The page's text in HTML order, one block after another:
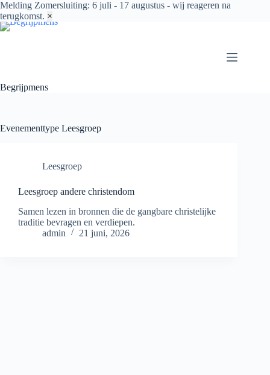
Melding Zomersluiting: 6 juli - 17 augustus - wij reageren na
terugkomst. ×
Ga
Begrijpmens
Evenementtype Leesgroep
Leesgroep
Leesgroep andere christendom
Samen lezen in bronnen die de gangbare christelijke
traditie bevragen en verdiepen.
admin
21 juni, 2026